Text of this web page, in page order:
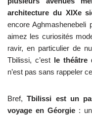
architecture du XIXe
encore
aimez les curiosités
ravir, en particulier de
Tbilissi, c’est le théâtre
n’est pas sans rappeler
Bref,Tbilissi est un
voyage en Géorgie: